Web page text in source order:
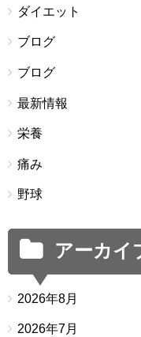
ダイエット
ブログ
ブログ
最新情報
栄養
痛み
野球
アーカイ
2026年8月
2026年7月